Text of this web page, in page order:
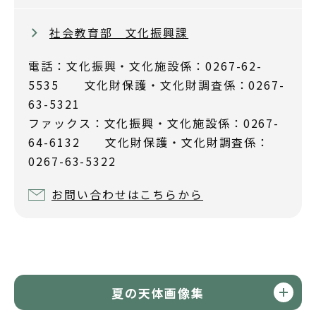
社会教育部 文化振興課
電話：文化振興・文化施設係：0267-62-
5535 文化財保護・文化財調査係：0267-
63-5321
ファックス：文化振興・文化施設係：0267-
64-6132 文化財保護・文化財調査係：
0267-63-5322
お問い合わせはこちらから
夏の天体画像集